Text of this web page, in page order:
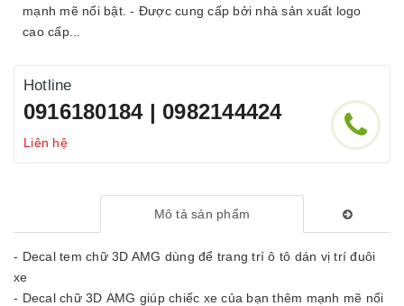
mạnh mẽ nổi bật. - Được cung cấp bởi nhà sản xuất logo
cao cấp...
Hotline
0916180184 | 0982144424
Liên hệ
Mô tả sản phẩm
- Decal tem chữ 3D AMG dùng để trang trí ô tô dán vị trí đuôi
xe
- Decal chữ 3D AMG giúp chiếc xe của bạn thêm mạnh mẽ nổi